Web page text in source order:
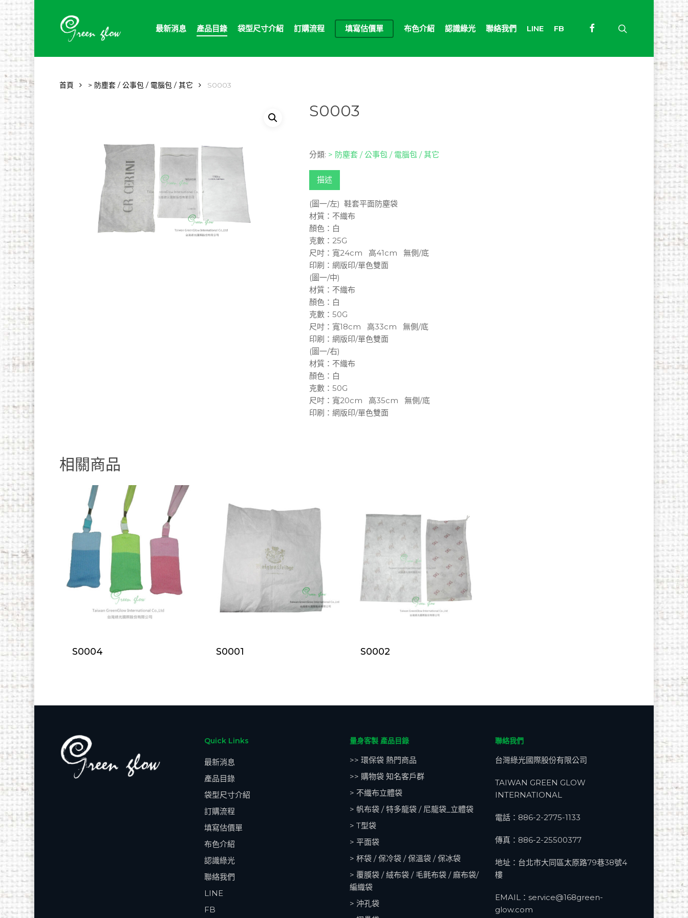
Skip
to
main
content
最新消息 產品目錄 袋型尺寸介紹 訂購流程 填寫估價單 布色介紹 認識綠光 聯絡我們 LINE FB facebook search
首頁 > 防塵套 / 公事包 / 電腦包 / 其它 S0003
S0003
分類: > 防塵套 / 公事包 / 電腦包 / 其它
描述
(圖一/左) 鞋套平面防塵袋
材質：不織布
顏色：白
克數：25G
尺吋：寬24cm 高41cm 無側/底
印刷：網版印/單色雙面
(圖一/中)
材質：不織布
顏色：白
克數：50G
尺吋：寬18cm 高33cm 無側/底
印刷：網版印/單色雙面
(圖一/右)
材質：不織布
顏色：白
克數：50G
尺吋：寬20cm 高35cm 無側/底
印刷：網版印/單色雙面
相關商品
S0004 S0001 S0002
Quick Links
最新消息
產品目錄
袋型尺寸介紹
訂購流程
填寫估價單
布色介紹
認識綠光
聯絡我們
LINE
FB
量身客製 產品目錄
>> 環保袋 熱門商品
>> 購物袋 知名客戶群
> 不織布立體袋
> 帆布袋 / 特多龍袋 / 尼龍袋_立體袋
> T型袋
> 平面袋
> 杯袋 / 保冷袋 / 保溫袋 / 保冰袋
> 覆膜袋 / 絨布袋 / 毛氈布袋 / 麻布袋/
編織袋
> 沖孔袋
聯絡我們
台灣綠光國際股份有限公司
TAIWAN GREEN GLOW
INTERNATIONAL
電話： 886-2-2775-1133
傳真：886-2-25500377
地址：台北市大同區太原路79巷38號4
樓
EMAIL： service@168green-
glow.com